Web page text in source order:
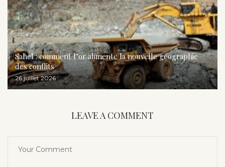
Sahel : comment l’or alimente la nouvelle géographie
des conflits
26 juillet 2026
LEAVE A COMMENT